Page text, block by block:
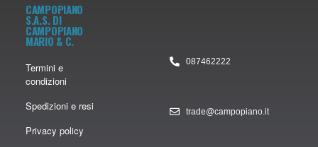
CAMPOPIANO
S.A.S. DI
CAMPOPIANO
MARIO & C.
Termini e
condizioni
Spedizioni e resi
Privacy policy
087462222
trade@campopiano.it